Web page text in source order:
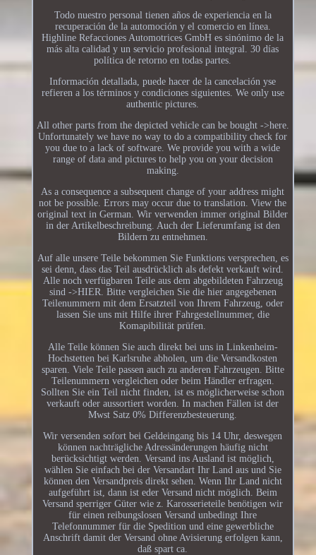
Todo nuestro personal tienen años de experiencia en la
recuperación de la automoción y el comercio en línea.
Highline Refacciones Automotrices GmbH es sinónimo de la
más alta calidad y un servicio profesional integral. 30 días
política de retorno en todas partes.
Información detallada, puede hacer de la cancelación yse
refieren a los términos y condiciones siguientes. We only use
authentic pictures.
All other parts from the depicted vehicle can be bought ->here.
Unfortunately we have no way to do a compatibility check for
you due to a lack of software. We provide you with a wide
range of data and pictures to help you on your decision
making.
As a consequence a subsequent change of your address might
not be possible. Errors may occur due to translation. View the
original text in German. Wir verwenden immer original Bilder
in der Artikelbeschreibung. Auch der Lieferumfang ist den
Bildern zu entnehmen.
Auf alle unsere Teile bekommen Sie Funktions versprechen, es
sei denn, dass das Teil ausdrücklich als defekt verkauft wird.
Alle noch verfügbaren Teile aus dem abgebildeten Fahrzeug
sind ->HIER. Bitte vergleichen Sie die hier angegebenen
Teilenummern mit dem Ersatzteil von Ihrem Fahrzeug, oder
lassen Sie uns mit Hilfe ihrer Fahrgestellnummer, die
Komapibilität prüfen.
Alle Teile können Sie auch direkt bei uns in Linkenheim-
Hochstetten bei Karlsruhe abholen, um die Versandkosten
sparen. Viele Teile passen auch zu anderen Fahrzeugen. Bitte
Teilenummern vergleichen oder beim Händler erfragen.
Sollten Sie ein Teil nicht finden, ist es möglicherweise schon
verkauft oder aussortiert worden. In machen Fällen ist der
Mwst Satz 0% Differenzbesteuerung.
Wir versenden sofort bei Geldeingang bis 14 Uhr, deswegen
können nachträgliche Adressänderungen häufig nicht
berücksichtigt werden. Versand ins Ausland ist möglich,
wählen Sie einfach bei der Versandart Ihr Land aus und Sie
können den Versandpreis direkt sehen. Wenn Ihr Land nicht
aufgeführt ist, dann ist eder Versand nicht möglich. Beim
Versand sperriger Güter wie z. Karosserieteile benötigen wir
für einen reibungslosen Versand unbedingt Ihre
Telefonnummer für die Spedition und eine gewerbliche
Anschrift damit der Versand ohne Avisierung erfolgen kann,
daß spart ca.